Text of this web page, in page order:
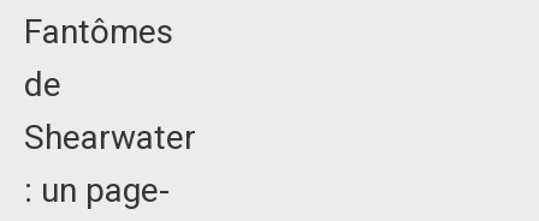
Fantômes
de
Shearwater
: un page-